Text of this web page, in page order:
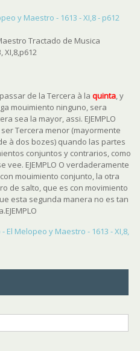
y Maestro - 1613 - XI,8 - p612
Tractado de Musica
XI,8,p612
de la Tercera à la quinta, y
mouimiento ninguno, sera
sea la mayor, assi. EJEMPLO
ser Tercera menor (mayormente
à dos bozes) quando las partes
conjuntos y contrarios, como
vee. EJEMPLO O verdaderamente
mouimiento conjunto, la otra
de salto, que es con movimiento
esta segunda manera no es tan
El Melopeo y Maestro - 1613 - XI,8,